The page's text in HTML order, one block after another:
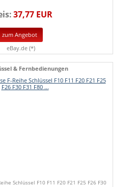
37,77 EUR
zum Angebot
eBay.de (*)
& Fernbedienungen
Schlüssel F10 F11 F20 F21 F25 F26 F30